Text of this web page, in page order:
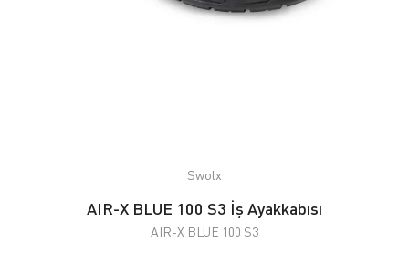
Swolx
AIR-X BLUE 100 S3 İş Ayakkabısı
AIR-X BLUE 100 S3